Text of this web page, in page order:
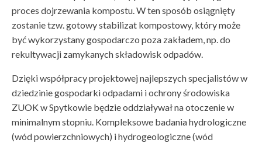
proces dojrzewania kompostu. W ten sposób osiągnięty
zostanie tzw. gotowy stabilizat kompostowy, który może
być wykorzystany gospodarczo poza zakładem, np. do
rekultywacji zamykanych składowisk odpadów.
Dzięki współpracy projektowej najlepszych specjalistów w
dziedzinie gospodarki odpadami i ochrony środowiska
ZUOK w Spytkowie będzie oddziaływał na otoczenie w
minimalnym stopniu. Kompleksowe badania hydrologiczne
(wód powierzchniowych) i hydrogeologiczne (wód